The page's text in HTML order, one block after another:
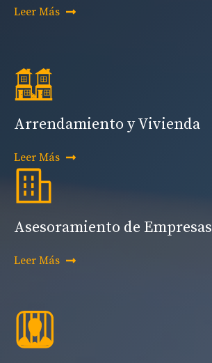
Leer Más
Arrendamiento y Vivienda
Leer Más
Asesoramiento de Empresas
Leer Más